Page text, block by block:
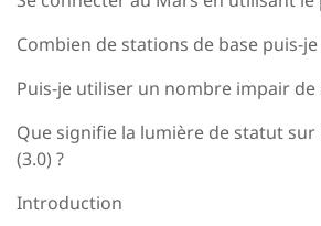
Combien de stations de base puis-
Puis-je utiliser un nombre impair de
Que signifie la lumière de statut sur
(3.0) ?
Introduction